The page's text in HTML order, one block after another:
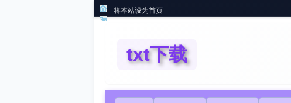
将本站设为首页
txt下载